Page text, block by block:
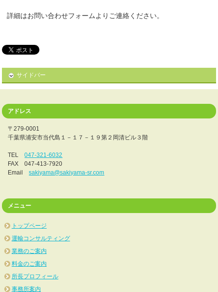
詳細はお問い合わせフォームよりご連絡ください。
サイドバー
アドレス
〒279-0001
千葉県浦安市当代島１－１７－１９第２岡清ビル３階
TEL047-321-6032
FAX 047-413-7920
Emailsakiyama@sakiyama-sr.com
メニュー
トップページ
運輸コンサルティング
業務のご案内
料金のご案内
所長プロフィール
事務所案内